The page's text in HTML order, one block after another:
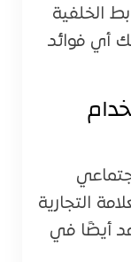
الخلفية
أي فوائد
التجارية
أيضًا في